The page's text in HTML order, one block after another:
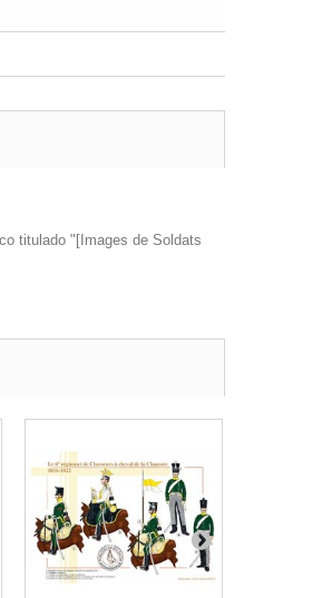
titulado "[Images de Soldats